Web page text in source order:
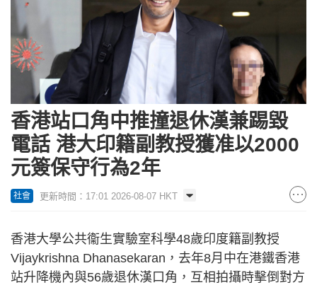
香港站口角中推撞退休漢兼踢毀
電話 港大印籍副教授獲准以2000
元簽保守行為2年
社會 更新時間：17:01 2026-08-07 HKT
香港大學公共衞生實驗室科學48歲印度籍副教授
Vijaykrishna Dhanasekaran，去年8月中在港鐵香港
站升降機內與56歲退休漢口角，互相拍攝時擊倒對方